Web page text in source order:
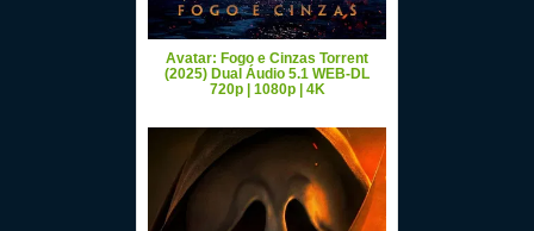
Avatar: Fogo e Cinzas Torrent
(2025) Dual Áudio 5.1 WEB-DL
720p | 1080p | 4K